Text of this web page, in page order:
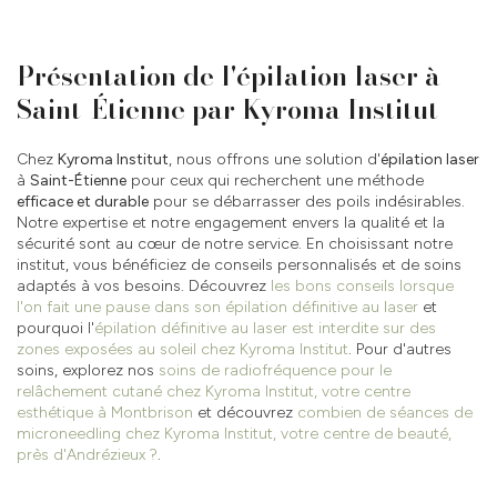
Présentation de l'épilation laser à
Saint-Étienne par Kyroma Institut
Chez Kyroma Institut, nous offrons une solution d'épilation laser
à Saint-Étienne pour ceux qui recherchent une méthode
efficace et durable pour se débarrasser des poils indésirables.
Notre expertise et notre engagement envers la qualité et la
sécurité sont au cœur de notre service. En choisissant notre
institut, vous bénéficiez de conseils personnalisés et de soins
adaptés à vos besoins. Découvrez les bons conseils lorsque
l'on fait une pause dans son épilation définitive au laser et
pourquoi l'épilation définitive au laser est interdite sur des
zones exposées au soleil chez Kyroma Institut. Pour d'autres
soins, explorez nos soins de radiofréquence pour le
relâchement cutané chez Kyroma Institut, votre centre
esthétique à Montbrison et découvrez combien de séances de
microneedling chez Kyroma Institut, votre centre de beauté,
près d'Andrézieux ?.